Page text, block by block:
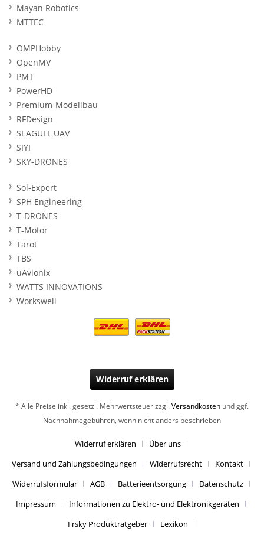
Mayan Robotics
MTTEC
OMPHobby
OpenMV
PMT
PowerHD
Premium-Modellbau
RFDesign
SEAGULL UAV
SIYI
SKY-DRONES
Sol-Expert
SPH Engineering
T-DRONES
T-Motor
Tarot
TBS
uAvionix
WATTS INNOVATIONS
Workswell
Widerruf erklären
* Alle Preise inkl. gesetzl. Mehrwertsteuer zzgl.Versandkosten und ggf.
Nachnahmegebühren, wenn nicht anders beschrieben
Widerruf erklären
Über uns
Versand und Zahlungsbedingungen
Widerrufsrecht
Kontakt
Widerrufsformular
AGB Batterieentsorgung
Datenschutz
Impressum
Informationen zu Elektro- und Elektronikgeräten
Frsky Produktratgeber
Lexikon